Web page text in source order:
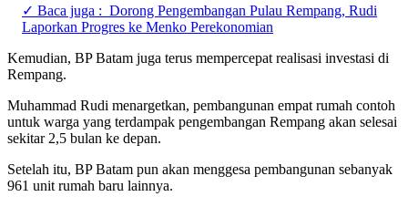
✓ Baca juga : Dorong Pengembangan Pulau Rempang, Rudi
Laporkan Progres ke Menko Perekonomian
Kemudian, BP Batam juga terus mempercepat realisasi investasi di
Rempang.
Muhammad Rudi menargetkan, pembangunan empat rumah contoh
untuk warga yang terdampak pengembangan Rempang akan selesai
sekitar 2,5 bulan ke depan.
Setelah itu, BP Batam pun akan menggesa pembangunan sebanyak
961 unit rumah baru lainnya.